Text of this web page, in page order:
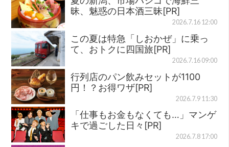
昧、魅惑の日本酒三昧[PR]
2026.7.16 12:00
この夏は特急「しおかぜ」に乗っ
て、おトクに四国旅[PR]
2026.7.16 09:00
行列店のパン飲みセットが1100
円！？お得ワザ[PR]
2026.7.9 11:30
「仕事もお金もなくても…」マンゲ
キで過ごした日々[PR]
2026.7.8 17:00